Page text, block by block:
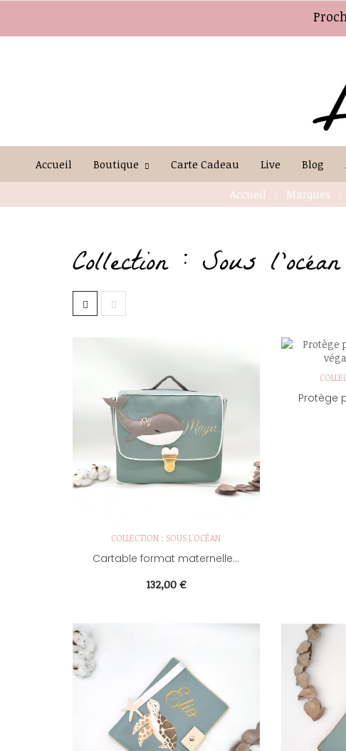
Accueil Boutique Carte Cadeau Live Blog
Accueil Marques
Collection : Sous l'océan
COLLECTION : SOUS L'OCÉAN
Cartable format maternelle...
Prix
132,00 €
Protège